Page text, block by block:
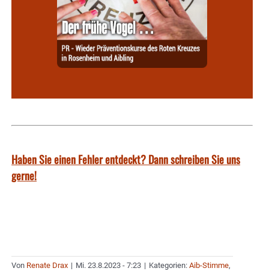
Haben Sie einen Fehler entdeckt? Dann schreiben Sie uns
gerne!
Von Renate Drax | Mi. 23.8.2023 - 7:23 | Kategorien: Aib-Stimme,